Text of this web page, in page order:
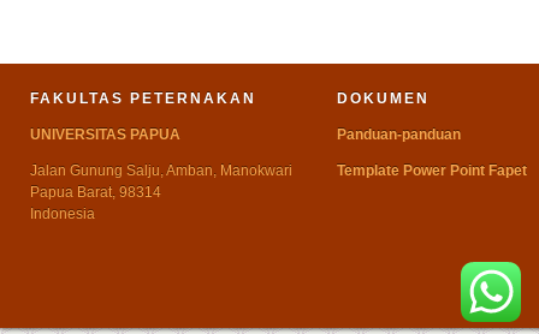
FAKULTAS PETERNAKAN
UNIVERSITAS PAPUA
Jalan Gunung Salju, Amban, Manokwari
Papua Barat, 98314
Indonesia
DOKUMEN
Panduan-panduan
Template Power Point Fapet